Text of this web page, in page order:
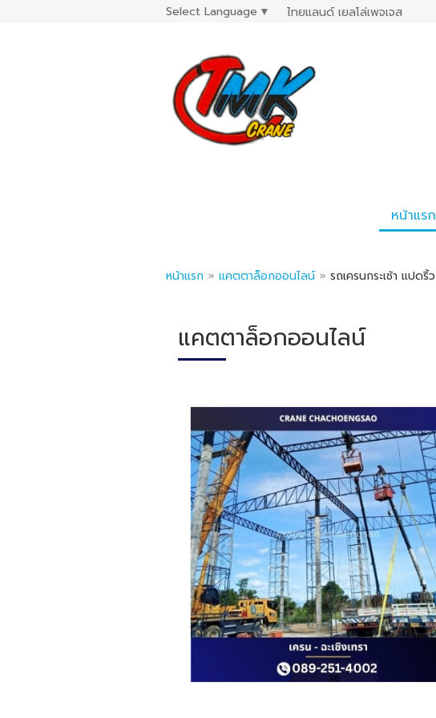
Select Language ▼ ไทยแลนด์ เยลโล่เพจเจส
หน้าแรก
หน้าแรก » แคตตาล็อกออนไลน์ » รถเครนกระเช้า แปดริ้ว
แคตตาล็อกออนไลน์